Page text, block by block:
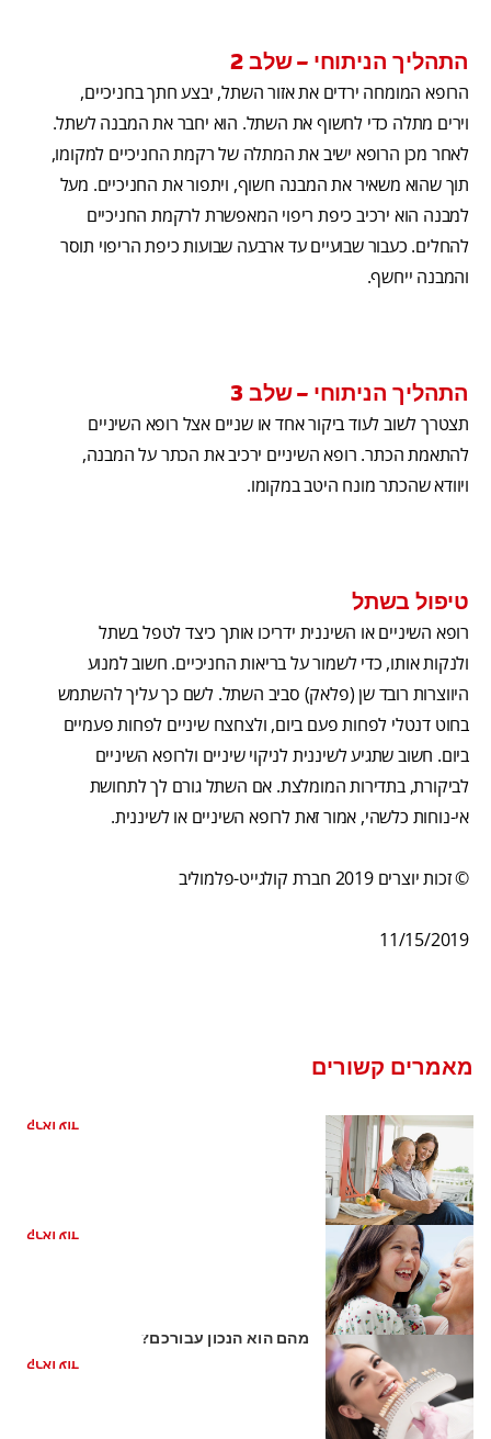
התהליך הניתוחי – שלב 2
הרופא המומחה ירדים את אזור השתל, יבצע חתך בחניכיים,
וירים מתלה כדי לחשוף את השתל. הוא יחבר את המבנה לשתל.
לאחר מכן הרופא ישיב את המתלה של רקמת החניכיים למקומו,
תוך שהוא משאיר את המבנה חשוף, ויתפור את החניכיים. מעל
למבנה הוא ירכיב כיפת ריפוי המאפשרת לרקמת החניכיים
להחלים. כעבור שבועיים עד ארבעה שבועות כיפת הריפוי תוסר
והמבנה ייחשף.
התהליך הניתוחי – שלב 3
תצטרך לשוב לעוד ביקור אחד או שניים אצל רופא השיניים
להתאמת הכתר. רופא השיניים ירכיב את הכתר על המבנה,
ויוודא שהכתר מונח היטב במקומו.
טיפול בשתל
רופא השיניים או השיננית ידריכו אותך כיצד לטפל בשתל
ולנקות אותו, כדי לשמור על בריאות החניכיים. חשוב למנוע
היווצרות רובד שן (פלאק) סביב השתל. לשם כך עליך להשתמש
בחוט דנטלי לפחות פעם ביום, ולצחצח שיניים לפחות פעמיים
ביום. חשוב שתגיע לשיננית לניקוי שיניים ולרופא השיניים
לביקורת, בתדירות המומלצת. אם השתל גורם לך לתחושת
אי-נוחות כלשהי, אמור זאת לרופא השיניים או לשיננית.
© זכות יוצרים 2019 חברת קולגייט-פלמוליב
11/15/2019
מאמרים קשורים
קראו עוד
קראו עוד
מהם הוא הנכון עבורכם?
קראו עוד